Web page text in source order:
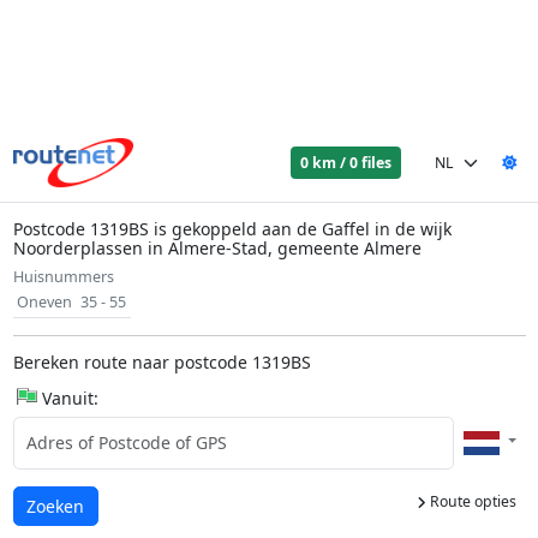
0 km / 0 files
Postcode 1319BS is gekoppeld aan de Gaffel in de wijk
Noorderplassen in Almere-Stad, gemeente Almere
Huisnummers
Oneven 35 - 55
Bereken route naar postcode 1319BS
Vanuit:
Route opties
Laden...
Zoeken